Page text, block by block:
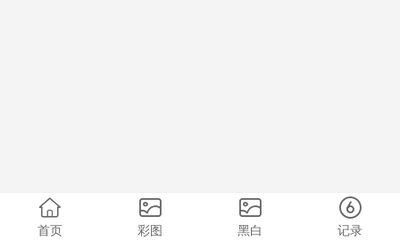
首页 彩图 黑白 记录